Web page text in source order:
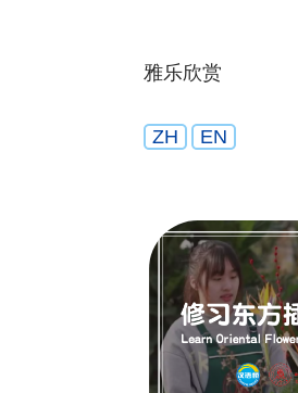
雅乐欣赏
ZH EN